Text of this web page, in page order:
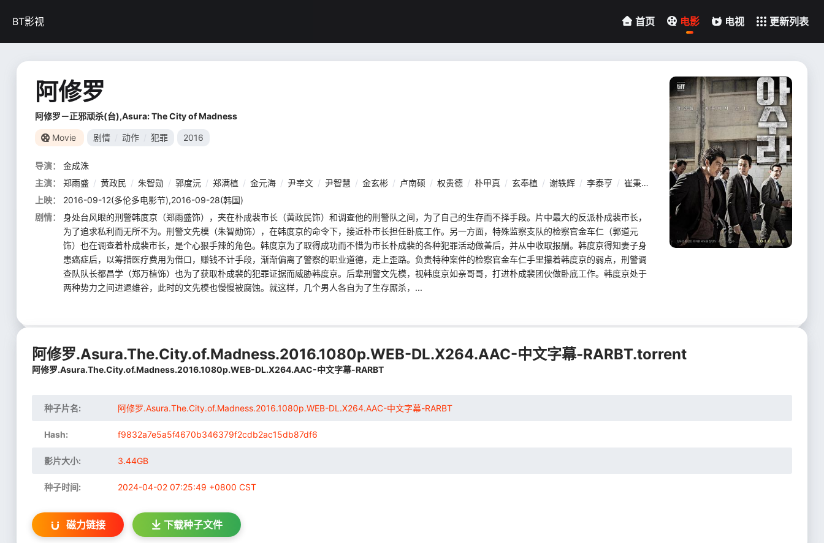
BT影视 首页 电影 电视 更新列表
阿修罗
阿修罗－正邪顽杀(台),Asura: The City of Madness
Movie 剧情 动作 犯罪 2016
导演：
金成洙
主演：
郑雨盛 / 黄政民 / 朱智勋 / 郭度沅 / 郑满植 / 金元海 / 尹宰文 / 尹智慧 / 金玄彬 / 卢南硕 / 权贵德 / 朴甲真 / 玄奉植 / 谢轶辉 / 李泰亨 / 崔秉默 金钟秀 郑东奎 / 朴智焕 / 金秀珍
上映：
2016-09-12(多伦多电影节),2016-09-28(韩国)
剧情：
身处台风眼的刑警韩度京（郑雨盛饰），夹在朴成裴市长（黄政民饰）和调查他的刑警队之间，为了自己的生存而不择手段。片中最大的反派朴成裴市长，
为了追求私利而无所不为。刑警文先模（朱智勋饰），在韩度京的命令下，接近朴市长担任卧底工作。另一方面，特殊监察支队的检察官金车仁（郭道元
饰）也在调查着朴成裴市长，是个心狠手辣的角色。韩度京为了取得成功而不惜为市长朴成裴的各种犯罪活动做善后，并从中收取报酬。韩度京得知妻子身
患癌症后，以筹措医疗费用为借口，赚钱不计手段，渐渐偏离了警察的职业道德，走上歪路。负责特种案件的检察官金车仁手里攥着韩度京的弱点，刑警调
查队队长都昌学（郑万植饰）也为了获取朴成裴的犯罪证据而威胁韩度京。后辈刑警文先模，视韩度京如亲哥哥，打进朴成裴团伙做卧底工作。韩度京处于
两种势力之间进退维谷，此时的文先模也慢慢被腐蚀。就这样，几个男人各自为了生存厮杀，...
阿修罗.Asura.The.City.of.Madness.2016.1080p.WEB-DL.X264.AAC-中文字幕-RARBT.torrent
阿修罗.Asura.The.City.of.Madness.2016.1080p.WEB-DL.X264.AAC-中文字幕-RARBT
种子片名: 阿修罗.Asura.The.City.of.Madness.2016.1080p.WEB-DL.X264.AAC-中文字幕-RARBT
Hash: f9832a7e5a5f4670b346379f2cdb2ac15db87df6
影片大小: 3.44GB
种子时间: 2024-04-02 07:25:49 +0800 CST
磁力链接 下载种子文件